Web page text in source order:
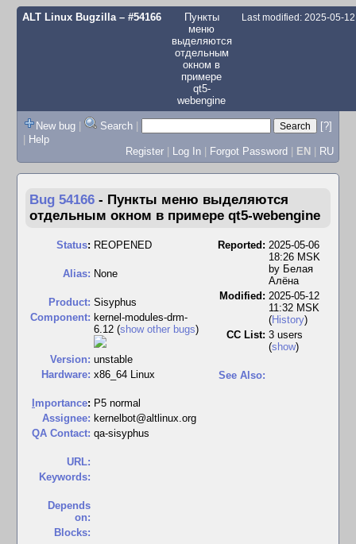
ALT Linux Bugzilla– #54166
Пункты
меню
выделяются
отдельным
окном в
примере
qt5-
webengine
Last modified: 2025-05-
New bug | Search |
[?]
| Help
Register | Log In | Forgot Password | EN | RU
Bug 54166 - Пункты меню выделяются
отдельным окном в примере qt5-webengine
Status: REOPENED
Alias: None
Product: Sisyphus
Component: kernel-modules-drm-
6.12 (show other bugs)
Version: unstable
Hardware: x86_64 Linux
mportance: P5 normal
Assignee: kernelbot@altlinux.org
QA Contact: qa-sisyphus
URL:
Keywords:
Depends
on:
Blocks:
Reported: 2025-05-06
18:26 MSK
by Белая
Алёна
Modified: 2025-05-12
11:32 MSK
(History)
CC List: 3 users
(show)
See Also: